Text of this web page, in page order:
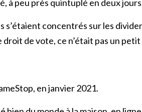
à peu près quintuplé en deux
s’étaient concentrés sur les
droit de vote, ce n’était pas un
en janvier 2021.